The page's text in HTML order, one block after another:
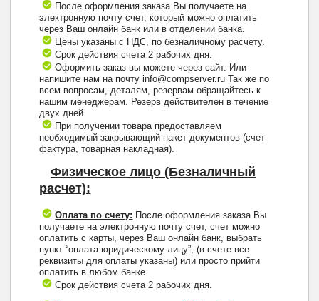
После оформления заказа Вы получаете на
электронную почту счет, который можно оплатить
через Ваш онлайн банк или в отделении банка.
Цены указаны с НДС, по безналичному расчету.
Срок действия счета 2 рабочих дня.
Оформить заказ вы можете через сайт. Или
напишите нам на почту info@compserver.ru Так же по
всем вопросам, деталям, резервам обращайтесь к
нашим менеджерам. Резерв действителен в течение
двух дней.
При получении товара предоставляем
необходимый закрывающий пакет документов (счет-
фактура, товарная накладная).
Физическое лицо (Безналичный
расчет):
Оплата по счету: После оформления заказа Вы
получаете на электронную почту счет, счет можно
оплатить с карты, через Ваш онлайн банк, выбрать
пункт “оплата юридическому лицу”, (в счете все
реквизиты для оплаты указаны) или просто прийти
оплатить в любом банке.
Срок действия счета 2 рабочих дня.